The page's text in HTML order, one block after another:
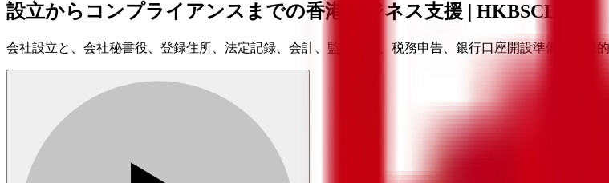
設立からコンプライアンスまでの香港ビジネス支援 | HKBSCL
会社設立と、会社秘書役、登録住所、法定記録、会計、監査手配、税務申告、銀行口座開設準備、継続